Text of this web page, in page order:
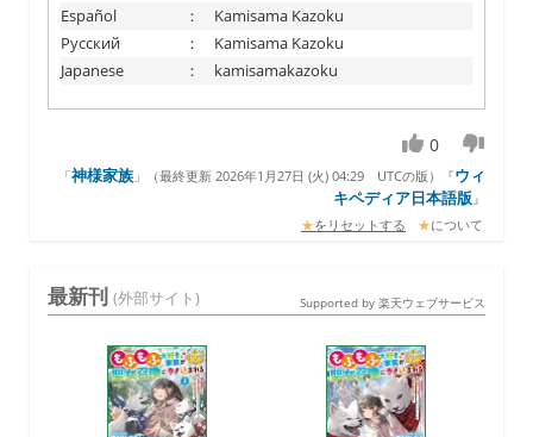
Español
：
Kamisama Kazoku
Русский
：
Kamisama Kazoku
Japanese
： kamisamakazoku
0
「神様家族 」（最終更新 2026年1月27日 (火) 04:29 UTCの版）『ウィ
キペディア日本語版』
★をリセットする ★について
最新刊 (外部サイト) Supported by 楽天ウェブサービス